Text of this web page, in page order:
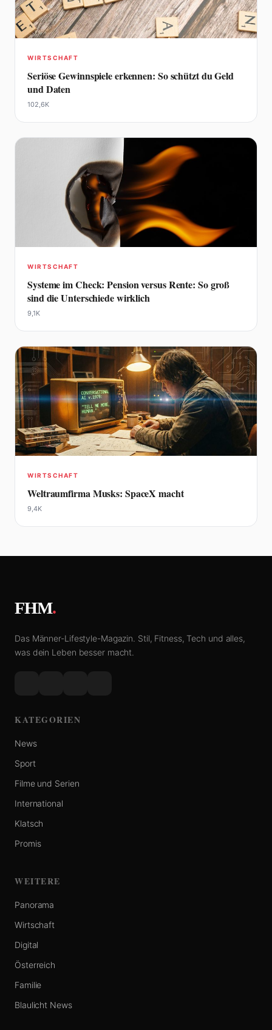
WIRTSCHAFT
Seriöse Gewinnspiele erkennen: So schützt du Geld
und Daten
102,6K
WIRTSCHAFT
Systeme im Check: Pension versus Rente: So groß
sind die Unterschiede wirklich
9,1K
WIRTSCHAFT
Weltraumfirma Musks: SpaceX macht
9,4K
FHM.
Das Männer-Lifestyle-Magazin. Stil, Fitness, Tech und alles,
was dein Leben besser macht.
KATEGORIEN
News
Sport
Filme und Serien
International
Klatsch
Promis
WEITERE
Panorama
Wirtschaft
Digital
Österreich
Familie
Blaulicht News